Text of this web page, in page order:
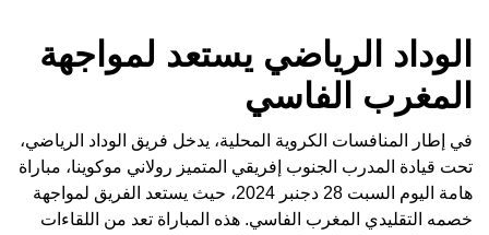
الوداد الرياضي يستعد لمواجهة
المغرب الفاسي
في إطار المنافسات الكروية المحلية، يدخل فريق الوداد الرياضي،
تحت قيادة المدرب الجنوب إفريقي المتميز رولاني موكوينا، مباراة
هامة اليوم السبت 28 دجنبر 2024، حيث يستعد الفريق لمواجهة
خصمه التقليدي المغرب الفاسي. هذه المباراة تعد من اللقاءات